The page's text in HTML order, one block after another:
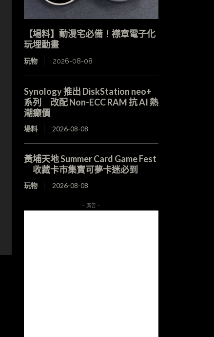
【場料】動漫宅必備！襟章電子化
玩埋動畫
玩物 2026-08-08
Synology 推出 DiskStation neo+
系列 改配 Non-ECC RAM 抗 AI 熱
潮癲價
場料 2026-08-08
黃埔天地 Summer Card Game Fest
收藏卡市集寶可夢卡迷必到
玩物 2026-08-08
- 廣告 -